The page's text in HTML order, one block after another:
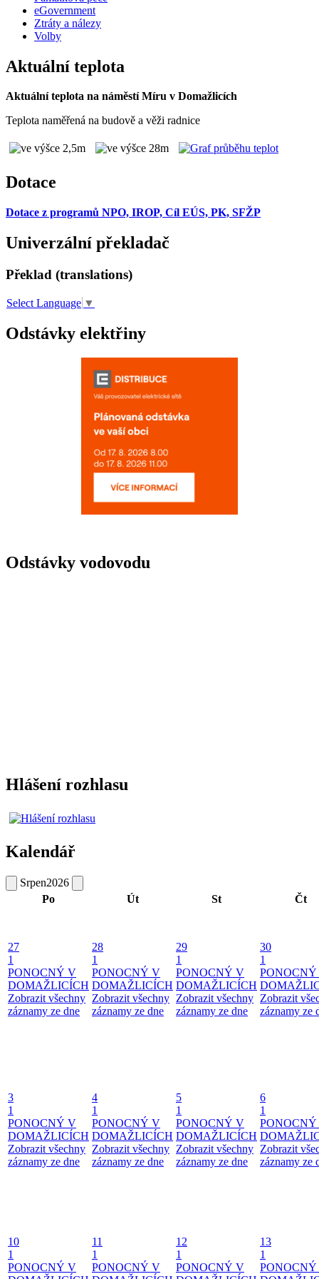
eGovernment
Ztráty a nálezy
Volby
Aktuální teplota
Aktuální teplota na náměstí Míru v Domažlicích
Teplota naměřená na budově a věži radnice
Dotace
Dotace z programů NPO, IROP, Cíl EÚS, PK, SFŽP
Univerzální překladač
Překlad (translations)
Select Language ▼
Odstávky elektřiny
Odstávky vodovodu
Hlášení rozhlasu
Kalendář
Srpen2026
Po
Út St Čt
27
1
PONOCNÝ V
DOMAŽLICÍCH
Zobrazit všechny
záznamy ze dne
28
1
PONOCNÝ V
DOMAŽLICÍCH
Zobrazit všechny
záznamy ze dne
29
1
PONOCNÝ V
DOMAŽLICÍCH
Zobrazit všechny
záznamy ze dne
30
1
Zobrazit
záznamy ze
3
1
PONOCNÝ V
DOMAŽLICÍCH
Zobrazit všechny
záznamy ze dne
4
1
PONOCNÝ V
DOMAŽLICÍCH
Zobrazit všechny
záznamy ze dne
5
1
PONOCNÝ V
DOMAŽLICÍCH
Zobrazit všechny
záznamy ze dne
6
1
Zobrazit
záznamy ze
10
1
PONOCNÝ V
11
1
PONOCNÝ V
12
1
PONOCNÝ V
13
1